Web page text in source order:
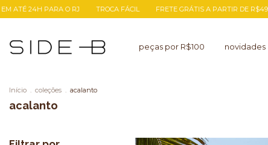
24H PARA O RJ TROCA FÁCIL FRETE GRÁTIS A PARTIR DE R$499
peças por R$100 novidades
Início . coleções . acalanto
acalanto